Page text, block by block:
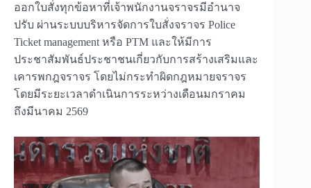
ออกใบสั่งทุกข้อหาที่เจ้าพนักงานจราจรมีอำนาจ
ปรับ ผ่านระบบบริหารจัดการใบสั่งจราจร Police
Ticket management หรือ PTM และให้มีการ
ประชาสัมพันธ์ประชาชนเกี่ยวกับการสร้างเสริมและ
เคารพกฎจราจร โดยไม่กระทำผิดกฎหมายจราจร
โดยมีระยะเวลาดำเนินการระหว่างเดือนมกราคม
ถึงมีนาคม 2569